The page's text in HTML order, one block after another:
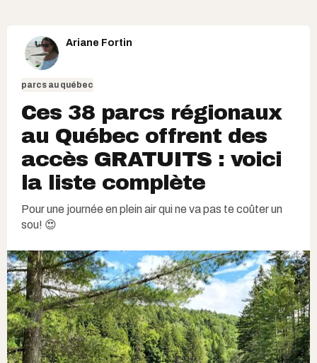
Ariane Fortin
parcs au québec
Ces 38 parcs régionaux
au Québec offrent des
accès GRATUITS : voici
la liste complète
Pour une journée en plein air qui ne va pas te coûter un
sou! 😍